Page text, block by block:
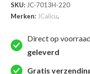
Taekwondoband
-
Wit
Geel
SKU: JC-7013H-220
Merken: JCalicu.
Direct op
geleverd
Gratis